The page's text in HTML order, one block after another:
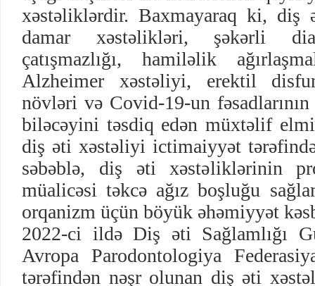
xəstəliklərdir. Baxmayaraq ki,
damar xəstəlikləri, şəkərli
çatışmazlığı, hamiləlik
Alzheimer xəstəliyi, erektil
növləri və Covid-19-un fəsadlarının
biləcəyini təsdiq edən müxtəlif
diş əti xəstəliyi ictimaiyyət
səbəblə, diş əti xəstəliklərinin
müalicəsi təkcə ağız boşluğu
orqanizm üçün böyük əhəmiyyət
2022-ci ildə Diş əti Sağlamlığı
Avropa Parodontologiya
tərəfindən nəşr olunan diş əti